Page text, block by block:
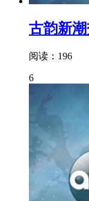
古韵新
阅读：196
6